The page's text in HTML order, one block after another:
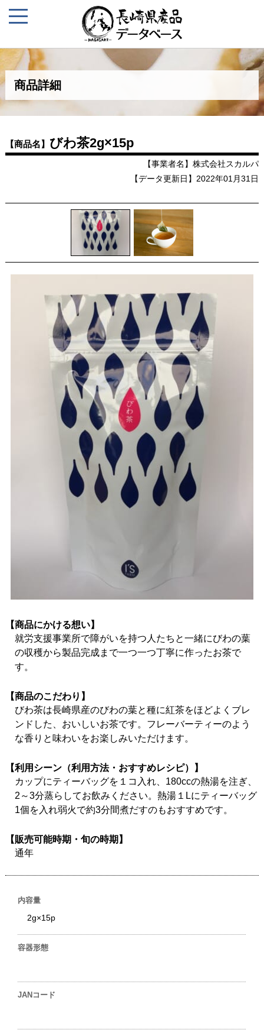
商品詳細
【商品名】 びわ茶2g×15p
【事業者名】株式会社スカルパ
【データ更新日】2022年01月31日
【商品にかける想い】
就労支援事業所で障がいを持つ人たちと一緒にびわの葉
の収穫から製品完成まで一つ一つ丁寧に作ったお茶で
す。
【商品のこだわり】
びわ茶は長崎県産のびわの葉と種に紅茶をほどよくブレ
ンドした、おいしいお茶です。フレーバーティーのよう
な香りと味わいをお楽しみいただけます。
【利用シーン（利用方法・おすすめレシピ）】
カップにティーバッグを１コ入れ、180ccの熱湯を注ぎ、
2～3分蒸らしてお飲みください。熱湯１Lにティーバッグ
1個を入れ弱火で約3分間煮だすのもおすすめです。
【販売可能時期・旬の時期】
通年
内容量
2g×15p
容器形態
JANコード